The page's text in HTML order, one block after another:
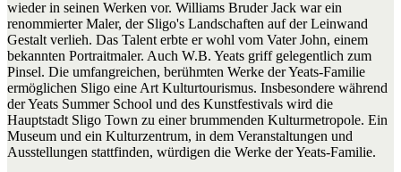
wieder in seinen Werken vor. Williams Bruder Jack war ein
renommierter Maler, der Sligo's Landschaften auf der Leinwand
Gestalt verlieh. Das Talent erbte er wohl vom Vater John, einem
bekannten Portraitmaler. Auch W.B. Yeats griff gelegentlich zum
Pinsel. Die umfangreichen, berühmten Werke der Yeats-Familie
ermöglichen Sligo eine Art Kulturtourismus. Insbesondere während
der Yeats Summer School und des Kunstfestivals wird die
Hauptstadt Sligo Town zu einer brummenden Kulturmetropole. Ein
Museum und ein Kulturzentrum, in dem Veranstaltungen und
Ausstellungen stattfinden, würdigen die Werke der Yeats-Familie.